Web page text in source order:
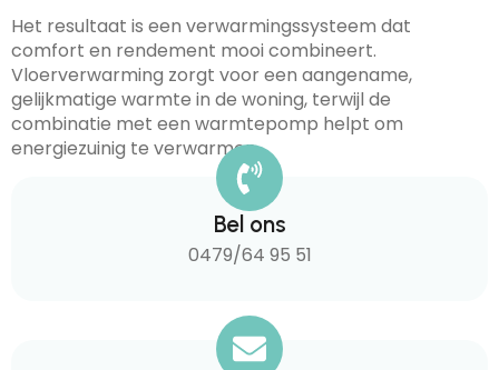
Het resultaat is een verwarmingssysteem dat
comfort en rendement mooi combineert.
Vloerverwarming zorgt voor een aangename,
gelijkmatige warmte in de woning, terwijl de
combinatie met een warmtepomp helpt om
energiezuinig te verwarmen.
Bel ons
0479/64 95 51